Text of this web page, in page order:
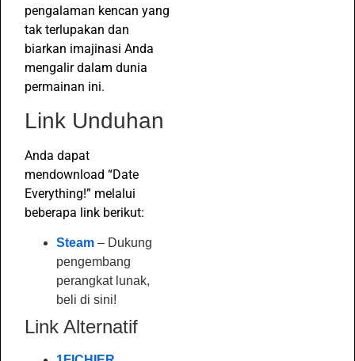
pengalaman kencan yang
tak terlupakan dan
biarkan imajinasi Anda
mengalir dalam dunia
permainan ini.
Link Unduhan
Anda dapat
mendownload “Date
Everything!” melalui
beberapa link berikut:
Steam – Dukung
pengembang
perangkat lunak,
beli di sini!
Link Alternatif